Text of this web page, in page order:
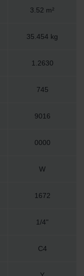
3.52 m²
35.454 kg
1.2630
745
9016
0000
W
1672
1/4"
C4